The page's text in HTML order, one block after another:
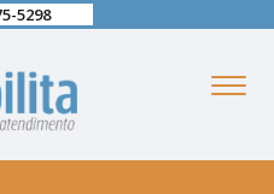
5298